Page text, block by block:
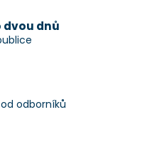
dvou dnů
odborníků